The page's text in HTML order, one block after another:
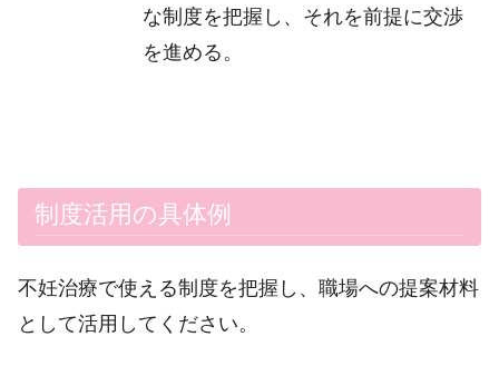
な制度を把握し、それを前提に交渉
を進める。
制度活用の具体例
不妊治療で使える制度を把握し、職場への提案材料
として活用してください。